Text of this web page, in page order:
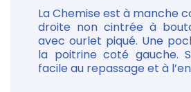
La Chemise est à manche
droite non cintrée à
avec ourlet piqué. Une
la poitrine coté gauche.
facile au repassage et à